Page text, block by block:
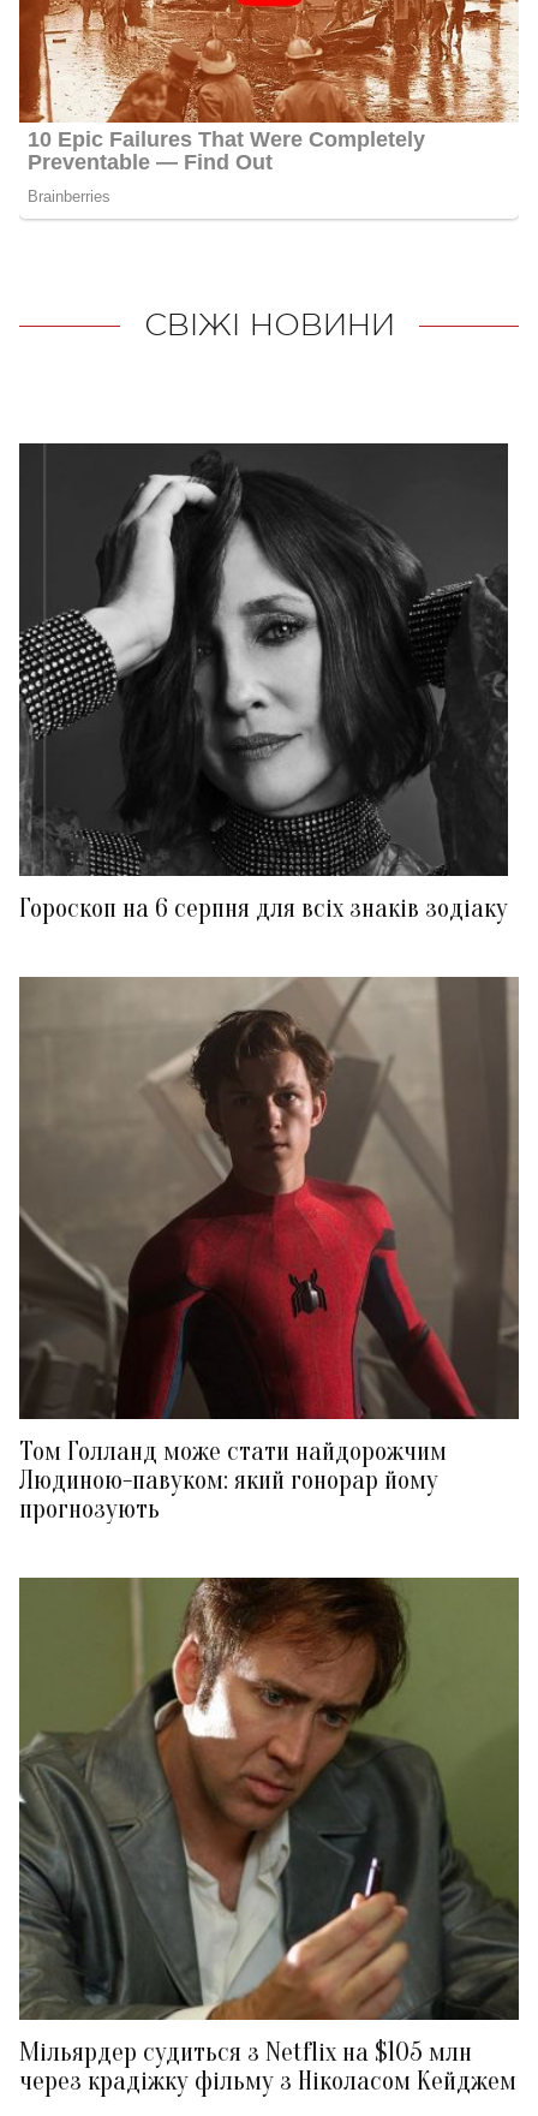
СВІЖІ НОВИНИ
Гороскоп на 6 серпня для всіх знаків зодіаку
Том Голланд може стати найдорожчим
Людиною-павуком: який гонорар йому
прогнозують
Мільярдер судиться з Netflix на $105 млн
через крадіжку фільму з Ніколасом Кейджем